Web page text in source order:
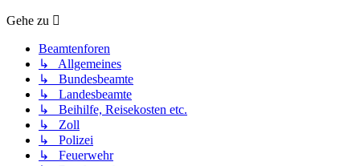
Gehe zu
Beamtenforen
↳ Allgemeines
↳ Bundesbeamte
↳ Landesbeamte
↳ Beihilfe, Reisekosten etc.
↳ Zoll
↳ Polizei
↳ Feuerwehr